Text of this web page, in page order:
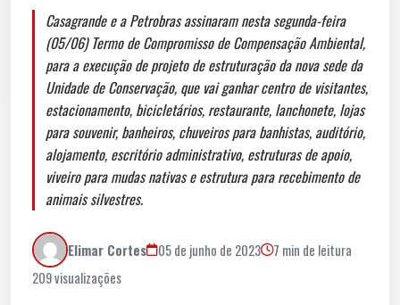
Casagrande e a Petrobras assinaram nesta segunda-feira
(05/06) Termo de Compromisso de Compensação Ambiental,
para a execução de projeto de estruturação da nova sede da
Unidade de Conservação, que vai ganhar centro de visitantes,
estacionamento, bicicletários, restaurante, lanchonete, lojas
para souvenir, banheiros, chuveiros para banhistas, auditório,
alojamento, escritório administrativo, estruturas de apoio,
viveiro para mudas nativas e estrutura para recebimento de
animais silvestres.
Elimar Cortes 05 de junho de 2023
7 min de leitura
209 visualizações